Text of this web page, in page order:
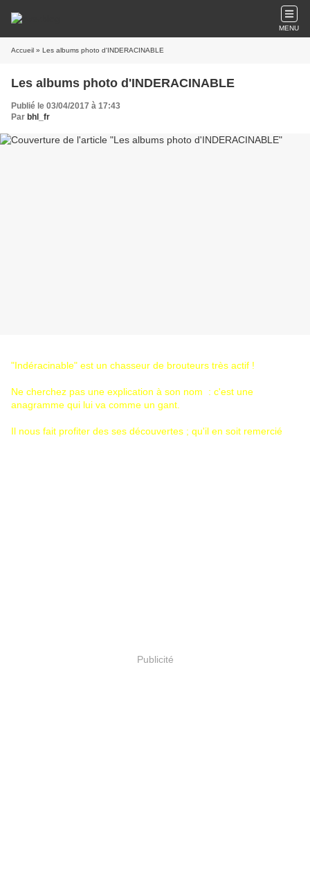
MENU
Accueil » Les albums photo d'INDERACINABLE
Les albums photo d'INDERACINABLE
Publié le 03/04/2017 à 17:43
Par bhl_fr
"Indéracinable" est un chasseur de brouteurs très actif !
Ne cherchez pas une explication à son nom : c'est une
anagramme qui lui va comme un gant.
Il nous fait profiter des ses découvertes ; qu'il en soit remercié
Publicité